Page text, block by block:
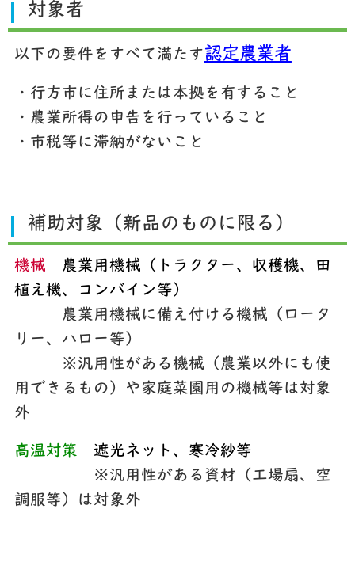
対象者
以下の要件をすべて満たす 認定農業者
・行方市に住所または本拠を有すること
・農業所得の申告を行っていること
・市税等に滞納がないこと
補助対象（新品のものに限る）
機械 農業用機械（トラクター、収穫機、田
植え機、コンバイン等）
農業用機械に備え付ける機械（ロータ
リー、ハロー等）
※汎用性がある機械（農業以外にも使
用できるもの）や家庭菜園用の機械等は対象
外
高温対策 遮光ネット、寒冷紗等
※汎用性がある資材（工場扇、空
調服等）は対象外